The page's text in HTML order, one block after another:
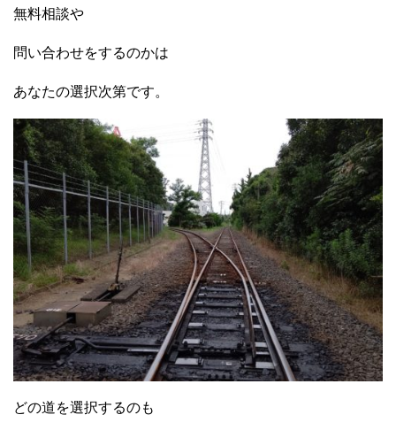
無料相談や
問い合わせをするのかは
あなたの選択次第です。
どの道を選択するのも